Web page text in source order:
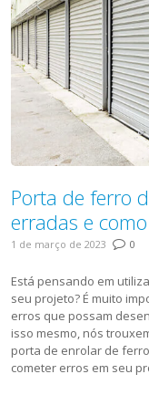
Porta de ferro
erradas e
1 de março de 2023 0
Está pensando em
seu projeto? É muito
erros que possam
isso mesmo, nós
porta de enrolar de
cometer erros em seu